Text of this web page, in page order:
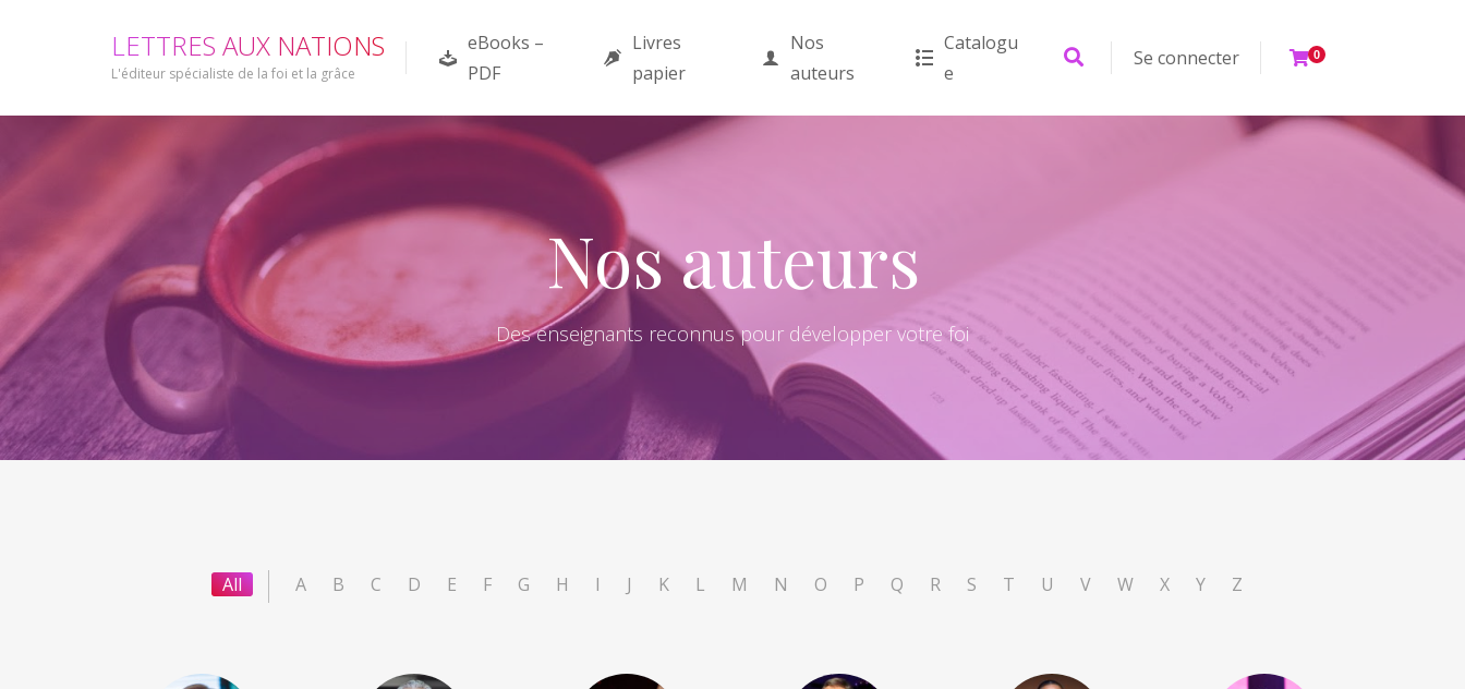
LETTRES AUX NATIONS
L'éditeur spécialiste de la foi et la grâce
eBooks –
PDF
Livres
papier
Nos
auteurs
Catalogu
e
Se connecter 0
Nos auteurs
Des enseignants reconnus pour développer votre foi
All A B C D E F G H I J K L M N O P Q R S T U V W X Y Z